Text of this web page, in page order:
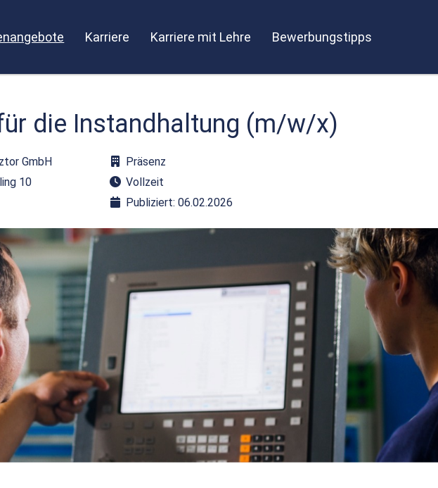
Karriere Karriere mit Lehre Bewerbungstipps
die Instandhaltung (m/w/x)
GmbH
10
Präsenz
Vollzeit
Publiziert: 06.02.2026